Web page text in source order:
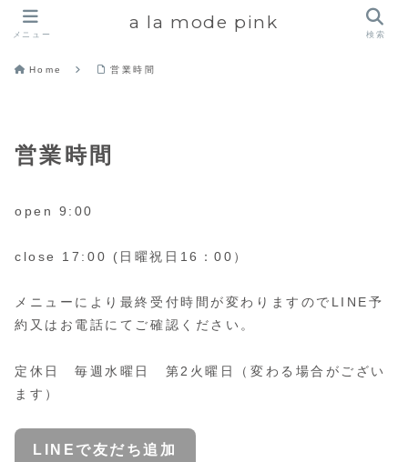
Home 営業時間
営業時間
open 9:00
close 17:00 (日曜祝日16：00）
メニューにより最終受付時間が変わりますのでLINE予
約又はお電話にてご確認ください。
定休日 毎週水曜日 第2火曜日（変わる場合がござい
ます）
LINEで友だち追加
メニュー
a la mode pink
検索